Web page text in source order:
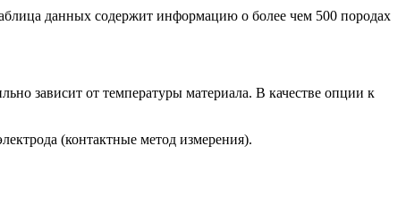
данных содержит информацию о более чем 500 породах
зависит от температуры материала. В качестве опции к
(контактные метод измерения).